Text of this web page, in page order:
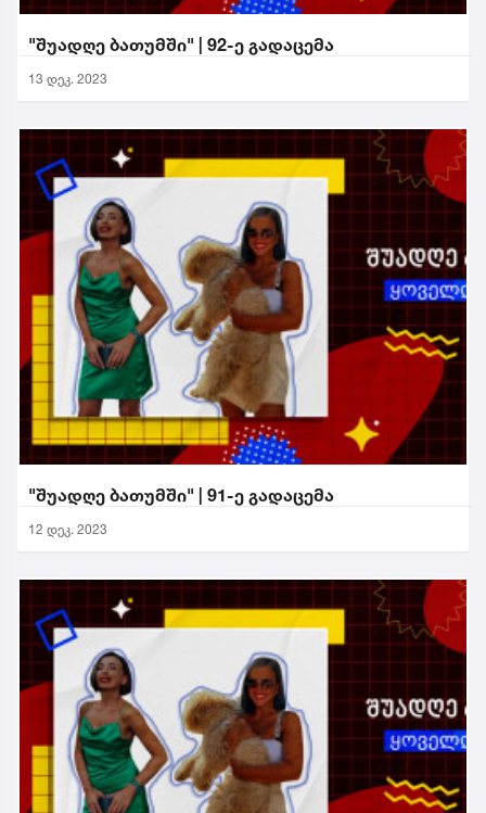
"შუადღე ბათუმში" | 92-ე გადაცემა
13 დეკ. 2023
"შუადღე ბათუმში" | 91-ე გადაცემა
12 დეკ. 2023